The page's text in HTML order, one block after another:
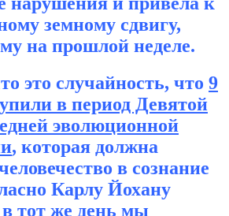
земному сдвигу,
на прошлой неделе.
это случайность, что 9
в период Девятой
эволюционной
, которая должна
в сознание
Карлу Йохану
тот же день мы